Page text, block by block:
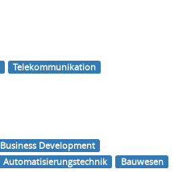
Telekommunikation
Business Development
Automatisierungstechnik
Bauwesen